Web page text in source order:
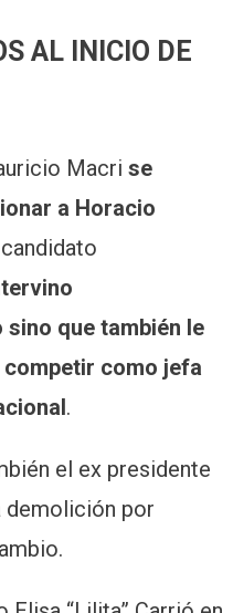
AL INICIO DE
Macri se
a Horacio
que también le
como jefa
.
el ex presidente
demolición por